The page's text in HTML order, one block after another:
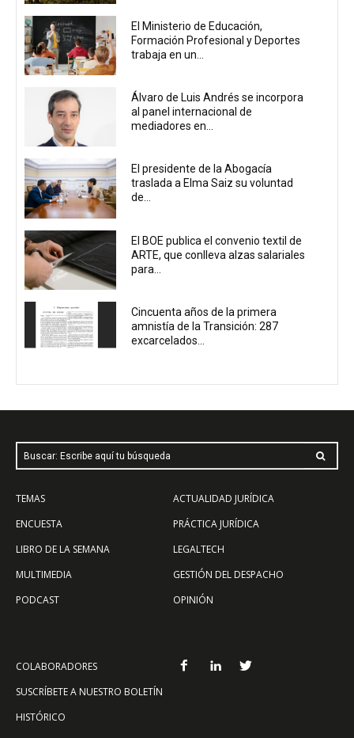
El Ministerio de Educación,
Formación Profesional y Deportes
trabaja en un...
Álvaro de Luis Andrés se incorpora
al panel internacional de
mediadores en...
El presidente de la Abogacía
traslada a Elma Saiz su voluntad
de...
El BOE publica el convenio textil de
ARTE, que conlleva alzas salariales
para...
Cincuenta años de la primera
amnistía de la Transición: 287
excarcelados...
Buscar: Escribe aquí tu búsqueda
TEMAS
ENCUESTA
LIBRO DE LA SEMANA
MULTIMEDIA
PODCAST
ACTUALIDAD JURÍDICA
PRÁCTICA JURÍDICA
LEGALTECH
GESTIÓN DEL DESPACHO
OPINIÓN
COLABORADORES
SUSCRÍBETE A NUESTRO BOLETÍN
HISTÓRICO